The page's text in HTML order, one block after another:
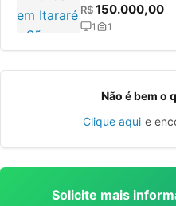
R$150.000,00
1 1
Não é bem o
Clique aqui e
Solicite mais